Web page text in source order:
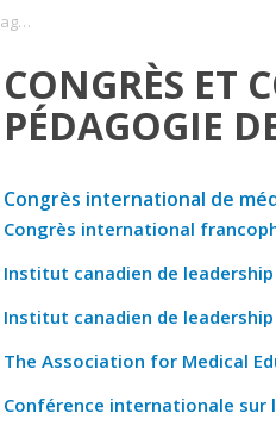
Congrès et colloques en pédagogie de la santé
CONGRÈS ET
PÉDAGOGIE
Congrès international de
Congrès international
Institut canadien de leadership
Institut canadien de leadership
The Association for Medical
Conférence internationale sur